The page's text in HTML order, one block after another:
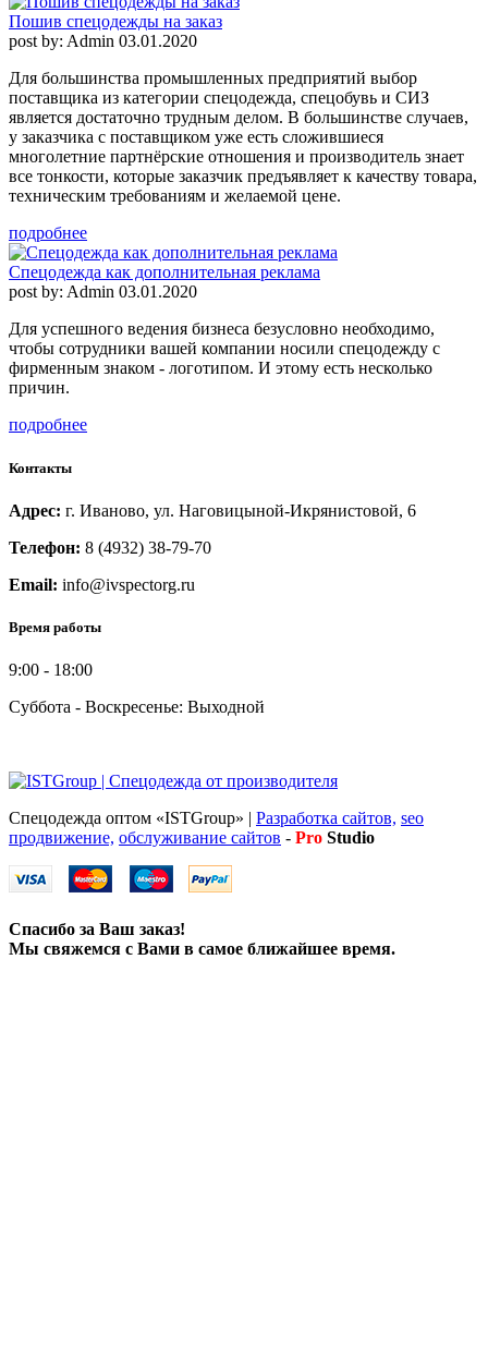
Пошив спецодежды на заказ
post by: Admin 03.01.2020
Для большинства промышленных предприятий выбор
поставщика из категории спецодежда, спецобувь и СИЗ
является достаточно трудным делом. В большинстве случаев,
у заказчика с поставщиком уже есть сложившиеся
многолетние партнёрские отношения и производитель знает
все тонкости, которые заказчик предъявляет к качеству товара,
техническим требованиям и желаемой цене.
подробнее
Спецодежда как дополнительная реклама
post by: Admin 03.01.2020
Для успешного ведения бизнеса безусловно необходимо,
чтобы сотрудники вашей компании носили спецодежду с
фирменным знаком - логотипом. И этому есть несколько
причин.
подробнее
Контакты
Адрес: г. Иваново, ул. Наговицыной-Икрянистовой, 6
Телефон: 8 (4932) 38-79-70
Email: info@ivspectorg.ru
Время работы
9:00 - 18:00
Суббота - Воскресенье: Выходной
Спецодежда оптом «ISTGroup» | Разработка сайтов, seo
продвижение, обслуживание сайтов - Pro Studio
Спасибо за Ваш заказ!
Мы свяжемся с Вами в самое ближайшее время.